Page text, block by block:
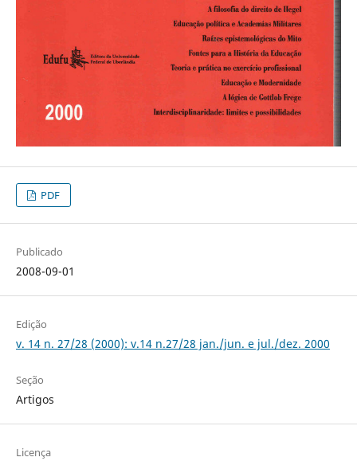
PDF
Publicado
2008-09-01
Edição
v. 14 n. 27/28 (2000): v.14 n.27/28 jan./jun. e jul./dez. 2000
Seção
Artigos
Licença